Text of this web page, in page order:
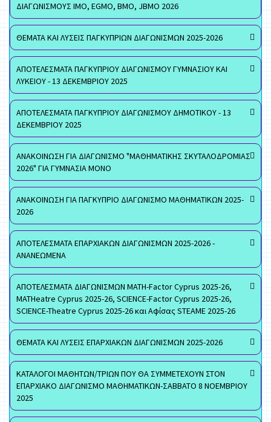
ΔΙΑΓΩΝΙΣΜΟΥΣ ΙΜΟ, EGMO, ΒΜΟ, JBMO 2026
ΘΕΜΑΤΑ ΚΑΙ ΛΥΣΕΙΣ ΠΑΓΚΥΠΡΙΩΝ ΔΙΑΓΩΝΙΣΜΩΝ 2025-2026
ΑΠΟΤΕΛΕΣΜΑΤΑ ΠΑΓΚΥΠΡΙΟΥ ΔΙΑΓΩΝΙΣΜΟΥ ΓΥΜΝΑΣΙΟΥ ΚΑΙ
ΛΥΚΕΙΟΥ - 13 ΔΕΚΕΜΒΡΙΟΥ 2025
ΑΠΟΤΕΛΕΣΜΑΤΑ ΠΑΓΚΥΠΡΙΟΥ ΔΙΑΓΩΝΙΣΜΟΥ ΔΗΜΟΤΙΚΟΥ - 13
ΔΕΚΕΜΒΡΙΟΥ 2025
ΑΝΑΚΟΙΝΩΣΗ ΓΙΑ ΔΙΑΓΩΝΙΣΜΟ "ΜΑΘΗΜΑΤΙΚΗΣ ΣΚΥΤΑΛΟΔΡΟΜΙΑΣ
2026" ΓΙΑ ΓΥΜΝΑΣΙΑ ΜΟΝΟ
ΑΝΑΚΟΙΝΩΣΗ ΓΙΑ ΠΑΓΚΥΠΡΙΟ ΔΙΑΓΩΝΙΣΜΟ ΜΑΘΗΜΑΤΙΚΩΝ 2025-
2026
ΑΠΟΤΕΛΕΣΜΑΤΑ ΕΠΑΡΧΙΑΚΩΝ ΔΙΑΓΩΝΙΣΜΩΝ 2025-2026 -
ΑΝΑΝΕΩΜΕΝΑ
ΑΠΟΤΕΛΕΣΜΑΤΑ ΔΙΑΓΩΝΙΣΜΩΝ MATH-Factor Cyprus 2025-26,
MATHeatre Cyprus 2025-26, SCIENCE-Factor Cyprus 2025-26,
SCIENCE-Theatre Cyprus 2025-26 και Αφίσας STEAME 2025-26
ΘΕΜΑΤΑ ΚΑΙ ΛΥΣΕΙΣ ΕΠΑΡΧΙΑΚΩΝ ΔΙΑΓΩΝΙΣΜΩΝ 2025-2026
ΚΑΤΑΛΟΓΟΙ ΜΑΘΗΤΩΝ/ΤΡΙΩΝ ΠΟΥ ΘΑ ΣΥΜΜΕΤΕΧΟΥΝ ΣΤΟΝ
ΕΠΑΡΧΙΑΚΟ ΔΙΑΓΩΝΙΣΜΟ ΜΑΘΗΜΑΤΙΚΩΝ-ΣΑΒΒΑΤΟ 8 ΝΟΕΜΒΡΙΟΥ
2025